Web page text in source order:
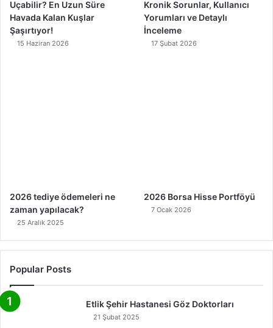
Uçabilir? En Uzun Süre
Havada Kalan Kuşlar
Şaşırtıyor!
15 Haziran 2026
Kronik Sorunlar, Kullanıcı
Yorumları ve Detaylı
İnceleme
17 Şubat 2026
2026 tediye ödemeleri ne
zaman yapılacak?
25 Aralık 2025
2026 Borsa Hisse Portföyü
7 Ocak 2026
Popular Posts
Etlik Şehir Hastanesi Göz Doktorları
21 Şubat 2025